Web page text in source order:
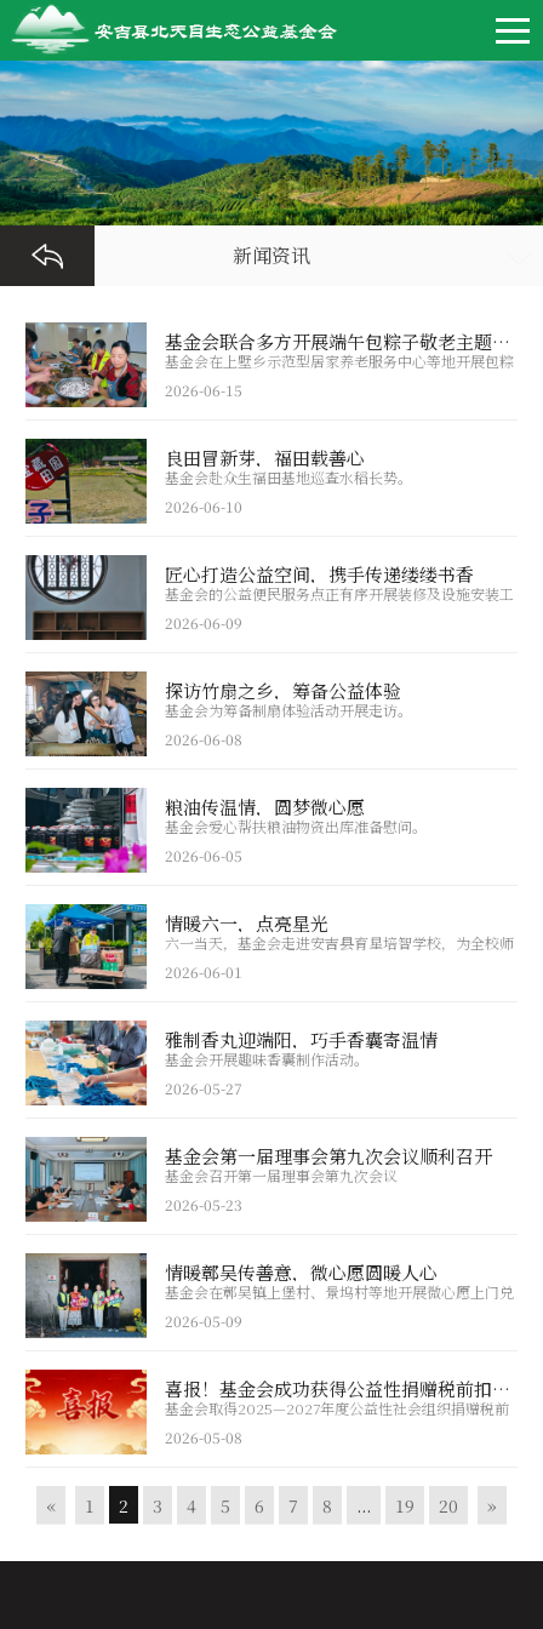
新闻资讯
基金会联合多方开展端午包粽子敬老主题活动
基金会在上墅乡示范型居家养老服务中心等地开展包粽
子敬老活动。
2026-06-15
良田冒新芽，福田载善心
基金会赴众生福田基地巡查水稻长势。
2026-06-10
匠心打造公益空间，携手传递缕缕书香
基金会的公益便民服务点正有序开展装修及设施安装工
作。
2026-06-09
探访竹扇之乡，筹备公益体验
基金会为筹备制扇体验活动开展走访。
2026-06-08
粮油传温情，圆梦微心愿
基金会爱心帮扶粮油物资出库准备慰问。
2026-06-05
情暖六一，点亮星光
六一当天，基金会走进安吉县育星培智学校，为全校师
生送去节日慰问与祝福。
2026-06-01
雅制香丸迎端阳，巧手香囊寄温情
基金会开展趣味香囊制作活动。
2026-05-27
基金会第一届理事会第九次会议顺利召开
基金会召开第一届理事会第九次会议
2026-05-23
情暖鄣吴传善意，微心愿圆暖人心
基金会在鄣吴镇上堡村、景坞村等地开展微心愿上门兑
现活动。
2026-05-09
喜报！基金会成功获得公益性捐赠税前扣除资格
基金会取得2025—2027年度公益性社会组织捐赠税前
扣除资格
2026-05-08
« 1 2 3 4 5 6 7 8 ... 19 20 »